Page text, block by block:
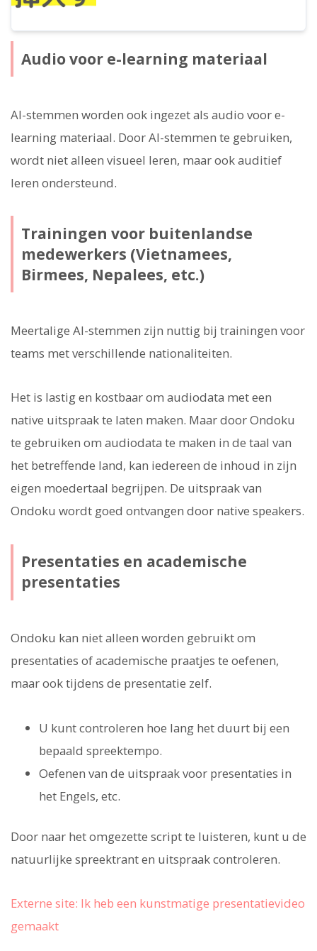
Audio voor e-learning materiaal
AI-stemmen worden ook ingezet als audio voor e-
learning materiaal. Door AI-stemmen te gebruiken,
wordt niet alleen visueel leren, maar ook auditief
leren ondersteund.
Trainingen voor buitenlandse
medewerkers (Vietnamees,
Birmees, Nepalees, etc.)
Meertalige AI-stemmen zijn nuttig bij trainingen voor
teams met verschillende nationaliteiten.
Het is lastig en kostbaar om audiodata met een
native uitspraak te laten maken. Maar door Ondoku
te gebruiken om audiodata te maken in de taal van
het betreffende land, kan iedereen de inhoud in zijn
eigen moedertaal begrijpen. De uitspraak van
Ondoku wordt goed ontvangen door native speakers.
Presentaties en academische
presentaties
Ondoku kan niet alleen worden gebruikt om
presentaties of academische praatjes te oefenen,
maar ook tijdens de presentatie zelf.
U kunt controleren hoe lang het duurt bij een
bepaald spreektempo.
Oefenen van de uitspraak voor presentaties in
het Engels, etc.
Door naar het omgezette script te luisteren, kunt u de
natuurlijke spreektrant en uitspraak controleren.
Externe site: Ik heb een kunstmatige presentatievideo
gemaakt